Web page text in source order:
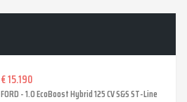
€ 15.190
FORD - 1.0 EcoBoost Hybrid 125 CV S&S ST-Line